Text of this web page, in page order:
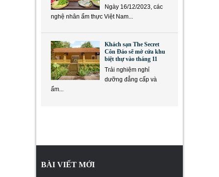
Ngày 16/12/2023, các
nghệ nhân ẩm thực Việt Nam...
Khách sạn The Secret
Côn Đảo sẽ mở cửa khu
biệt thự vào tháng 11
Trải nghiệm nghỉ
dưỡng đẳng cấp và
ẩm...
BÀI VIẾT MỚI